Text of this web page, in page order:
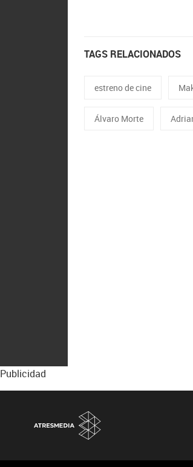
TAGS RELACIONADOS
estreno de cine
Álvaro Morte
Publicidad